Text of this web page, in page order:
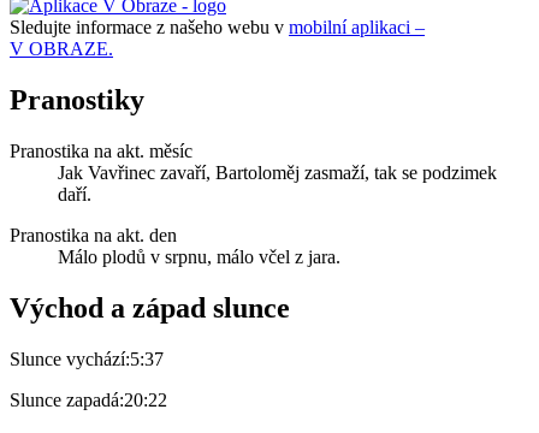
Sledujte informace z našeho webu v mobilní aplikaci –
V OBRAZE.
Pranostiky
Pranostika na akt. měsíc
Jak Vavřinec zavaří, Bartoloměj zasmaží, tak se podzimek
daří.
Pranostika na akt. den
Málo plodů v srpnu, málo včel z jara.
Východ a západ slunce
Slunce vychází:5:37
Slunce zapadá:20:22